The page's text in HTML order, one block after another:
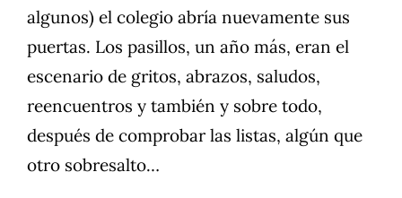
algunos) el colegio abría nuevamente sus
puertas. Los pasillos, un año más, eran el
escenario de gritos, abrazos, saludos,
reencuentros y también y sobre todo,
después de comprobar las listas, algún que
otro sobresalto…